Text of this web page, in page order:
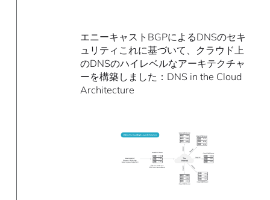
エニーキャストBGPによるDNSのセキ
ュリティこれに基づいて、クラウド上
のDNSのハイレベルなアーキテクチャ
ーを構築しました：DNS in the Cloud
Architecture